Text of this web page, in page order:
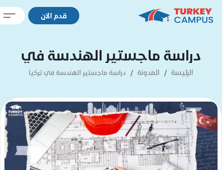
قدم الآن
دراسة ماجستير الهندسة في
تركيا
الرئيسة المدونة دراسة ماجستير الهندسة في تركيا